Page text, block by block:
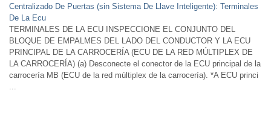
Centralizado De Puertas (sin Sistema De Llave Inteligente): Terminales
De La Ecu
TERMINALES DE LA ECU INSPECCIONE EL CONJUNTO DEL
BLOQUE DE EMPALMES DEL LADO DEL CONDUCTOR Y LA ECU
PRINCIPAL DE LA CARROCERÍA (ECU DE LA RED MÚLTIPLEX DE
LA CARROCERÍA) (a) Desconecte el conector de la ECU principal de la
carrocería MB (ECU de la red múltiplex de la carrocería). *A ECU princi
...